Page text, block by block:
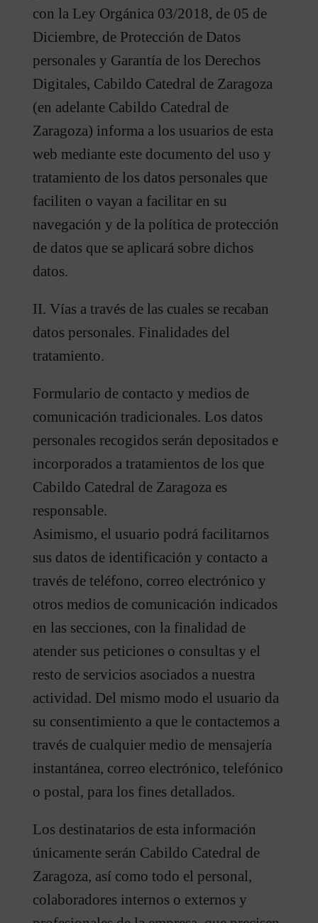
con la Ley Orgánica 03/2018, de 05 de
Diciembre, de Protección de Datos
personales y Garantía de los Derechos
Digitales, Cabildo Catedral de Zaragoza
(en adelante Cabildo Catedral de
Zaragoza) informa a los usuarios de esta
web mediante este documento del uso y
tratamiento de los datos personales que
faciliten o vayan a facilitar en su
navegación y de la política de protección
de datos que se aplicará sobre dichos
datos.
II. Vías a través de las cuales se recaban
datos personales. Finalidades del
tratamiento.
Formulario de contacto y medios de
comunicación tradicionales. Los datos
personales recogidos serán depositados e
incorporados a tratamientos de los que
Cabildo Catedral de Zaragoza es
responsable.
Asimismo, el usuario podrá facilitarnos
sus datos de identificación y contacto a
través de teléfono, correo electrónico y
otros medios de comunicación indicados
en las secciones, con la finalidad de
atender sus peticiones o consultas y el
resto de servicios asociados a nuestra
actividad. Del mismo modo el usuario da
su consentimiento a que le contactemos a
través de cualquier medio de mensajería
instantánea, correo electrónico, telefónico
o postal, para los fines detallados.
Los destinatarios de esta información
únicamente serán Cabildo Catedral de
Zaragoza, así como todo el personal,
colaboradores internos o externos y